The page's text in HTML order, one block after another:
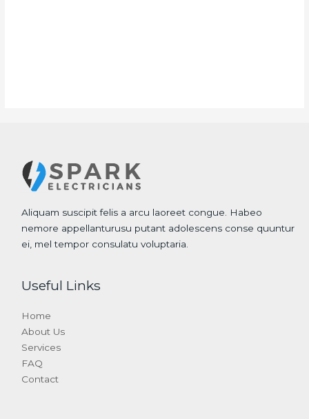
Aliquam suscipit felis a arcu laoreet congue. Habeo
nemore appellanturusu putant adolescens conse quuntur
ei, mel tempor consulatu voluptaria.
Useful Links
Home
About Us
Services
FAQ
Contact